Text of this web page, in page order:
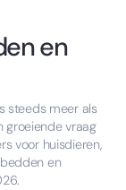
en
steeds meer als
groeiende vraag
voor huisdieren,
en